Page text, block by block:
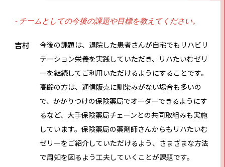
- チームとしての今後の課題や目標を教えてください。
吉村
今後の課題は、退院した患者さんが自宅でもリハビリ
テーション栄養を実践していただき、リハたいむゼリ
ーを継続してご利用いただけるようにすることです。
高齢の方は、通信販売に馴染みがない場合も多いの
で、かかりつけの保険薬局でオーダーできるようにす
るなど、大手保険薬局チェーンとの共同取組みも実施
しています。保険薬局の薬剤師さんからもリハたいむ
ゼリーをご紹介していただけるよう、さまざまな方法
で周知を図るよう工夫していくことが課題です。